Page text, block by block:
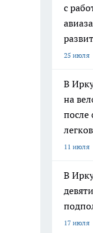
с
25 июля
В
на
после
11 июля
В
17 июля